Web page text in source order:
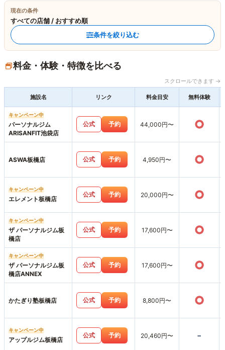
現在の条件
すべての店舗 / おすすめ順
条件を絞り込む
料金・体験・特徴を比べる
スクロールできます →
施設名 リンク 料金目安 無料体験
キャンペーン中
パーソナルジム
ARISANFIT池袋店
公式 予約 44,000円〜 ○
ASWA板橋店 公式 予約 4,950円〜 ○
キャンペーン中
エレメント板橋店
公式 予約 20,000円〜 ○
キャンペーン中
ザ パーソナルジム板
橋店
公式 予約 17,600円〜 ○
キャンペーン中
ザ パーソナルジム板
橋店ANNEX
公式 予約 17,600円〜 ○
かたぎり塾板橋店 公式 予約 8,800円〜 ○
キャンペーン中
アップルジム板橋店
公式 予約 20,460円〜 -